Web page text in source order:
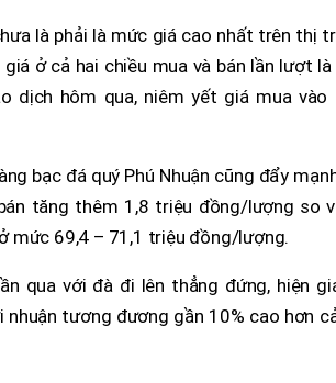
là phải là mức giá cao nhất trên thị
ở cả hai chiều mua và bán lần lượt
dịch hôm qua, niêm yết giá mua
bạc đá quý Phú Nhuận cũng đẩy
tăng thêm 1,8 triệu đồng/lượng so
mức 69,4 – 71,1 triệu đồng/lượng.
qua với đà đi lên thẳng đứng, hiện
tương đương gần 10% cao hơn